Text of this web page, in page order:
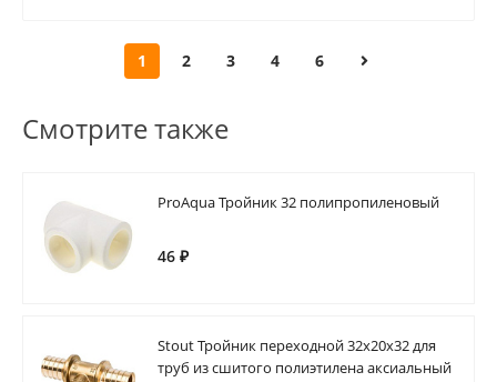
1 2 3 4 6
Смотрите также
ProAqua Тройник 32 полипропиленовый
46 ₽
Stout Тройник переходной 32x20x32 для
труб из сшитого полиэтилена аксиальный